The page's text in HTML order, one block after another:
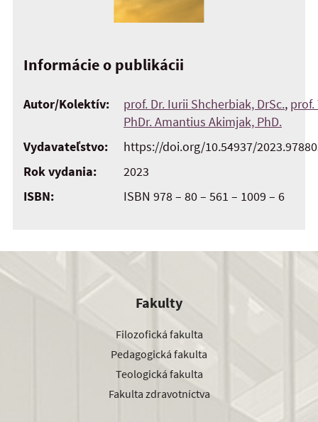
Informácie o publikácii
Autor/Kolektív: prof. Dr. Iurii Shcherbiak, DrSc., prof.
PhDr. Amantius Akimjak, PhD.
Vydavateľstvo:
https://doi.org/10.54937/
Rok vydania:
2023
ISBN:
ISBN 978 – 80 – 561 – 1009 – 6
Fakulty
Filozofická fakulta
Pedagogická fakulta
Teologická fakulta
Fakulta zdravotníctva